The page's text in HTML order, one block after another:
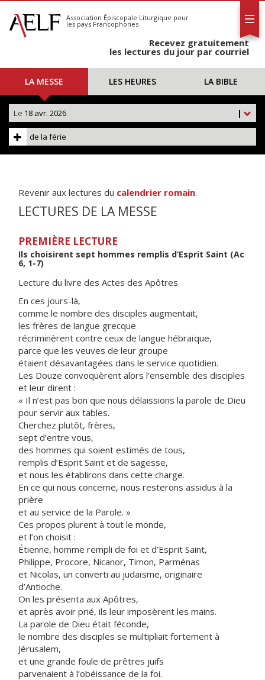
S'abonner
Calendrier
Association Épiscopale Liturgique pour
les pays Francophones
Recevez gratuitement
les lectures du jour par courriel
LA MESSE LES HEURES LA BIBLE
|
Le 18 avr. 2026
de la férie
Revenir aux lectures du calendrier romain.
LECTURES DE LA MESSE
PREMIÈRE LECTURE
Ils choisirent sept hommes remplis d’Esprit Saint (Ac
6, 1-7)
Lecture du livre des Actes des Apôtres
En ces jours-là,
comme le nombre des disciples augmentait,
les frères de langue grecque
récriminèrent contre ceux de langue hébraïque,
parce que les veuves de leur groupe
étaient désavantagées dans le service quotidien.
Les Douze convoquèrent alors l’ensemble des disciples
et leur dirent :
« Il n’est pas bon que nous délaissions la parole de Dieu
pour servir aux tables.
Cherchez plutôt, frères,
sept d’entre vous,
des hommes qui soient estimés de tous,
remplis d’Esprit Saint et de sagesse,
et nous les établirons dans cette charge.
En ce qui nous concerne, nous resterons assidus à la
prière
et au service de la Parole. »
Ces propos plurent à tout le monde,
et l’on choisit :
Étienne, homme rempli de foi et d’Esprit Saint,
Philippe, Procore, Nicanor, Timon, Parménas
et Nicolas, un converti au judaïsme, originaire
d’Antioche.
On les présenta aux Apôtres,
et après avoir prié, ils leur imposèrent les mains.
La parole de Dieu était féconde,
le nombre des disciples se multipliait fortement à
Jérusalem,
et une grande foule de prêtres juifs
parvenaient à l’obéissance de la foi.